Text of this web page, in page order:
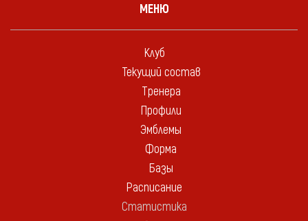
МЕНЮ
Клуб
Текущий состав
Тренера
Профили
Эмблемы
Форма
Базы
Расписание
Статистика